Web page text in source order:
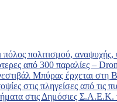
πολιτισμού, αναψυχής,
από 300 παραλίες –
Μπύρας έρχεται στη
στις πληγείσες από τις
στις Δημόσιες Σ.Α.Ε.Κ.